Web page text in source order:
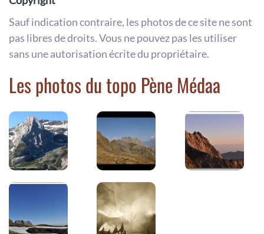
Sauf indication contraire, les photos de ce site ne sont
pas libres de droits. Vous ne pouvez pas les utiliser
sans une autorisation écrite du propriétaire.
Les photos du topo Pène Médaa